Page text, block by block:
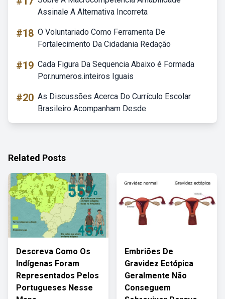
Assinale A Alternativa Incorreta
#18 O Voluntariado Como Ferramenta De
Fortalecimento Da Cidadania Redação
#19 Cada Figura Da Sequencia Abaixo é Formada
Por.numeros.inteiros Iguais
#20 As Discussões Acerca Do Currículo Escolar
Brasileiro Acompanham Desde
Related Posts
Descreva Como Os
Indígenas Foram
Representados Pelos
Portugueses Nesse
Embriões De
Gravidez Ectópica
Geralmente Não
Conseguem